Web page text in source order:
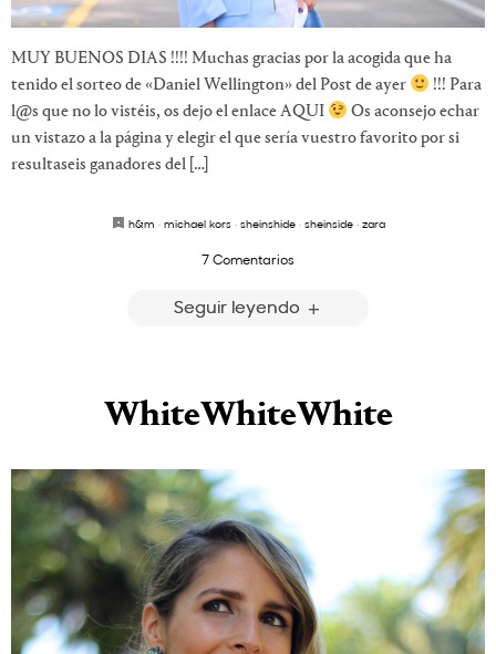
MUY BUENOS DIAS !!!! Muchas gracias por la acogida que ha
tenido el sorteo de «Daniel Wellington» del Post de ayer
!!! Para
l@s que no lo vistéis, os dejo el enlace AQUI
Os aconsejo echar
un vistazo a la página y elegir el que sería vuestro favorito por si
resultaseis ganadores del […]
h&m · michael kors· sheinshide· sheinside· zara
7 Comentarios
Seguir leyendo
WhiteWhiteWhite